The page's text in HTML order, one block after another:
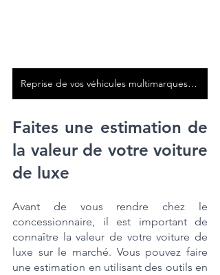
Reprise de vos véhicules multimarques en Île-de-France 7/7!
Faites une estimation de
la valeur de votre voiture
de luxe
Avant de vous rendre chez le
concessionnaire, il est important de
connaître la valeur de votre voiture de
luxe sur le marché. Vous pouvez faire
une estimation en utilisant des outils en